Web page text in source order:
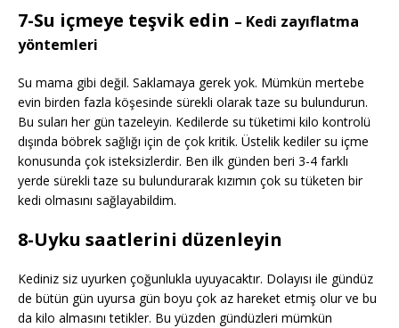
7-Su içmeye teşvik edin – Kedi zayıflatma
yöntemleri
Su mama gibi değil. Saklamaya gerek yok. Mümkün mertebe
evin birden fazla köşesinde sürekli olarak taze su bulundurun.
Bu suları her gün tazeleyin. Kedilerde su tüketimi kilo kontrolü
dışında böbrek sağlığı için de çok kritik. Üstelik kediler su içme
konusunda çok isteksizlerdir. Ben ilk günden beri 3-4 farklı
yerde sürekli taze su bulundurarak kızımın çok su tüketen bir
kedi olmasını sağlayabildim.
8-Uyku saatlerini düzenleyin
Kediniz siz uyurken çoğunlukla uyuyacaktır. Dolayısı ile gündüz
de bütün gün uyursa gün boyu çok az hareket etmiş olur ve bu
da kilo almasını tetikler. Bu yüzden gündüzleri mümkün